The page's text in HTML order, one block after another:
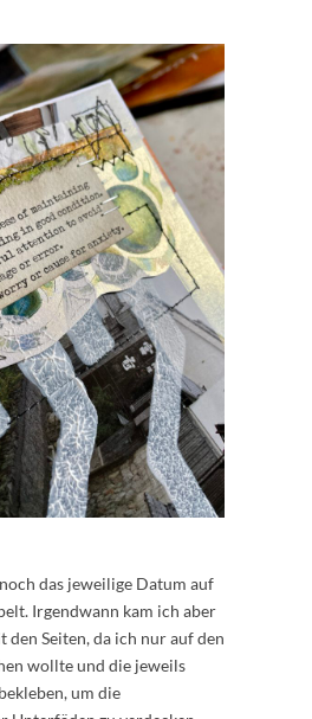
das jeweilige Datum auf
Irgendwann kam ich aber
Seiten, da ich nur auf den
wollte und die jeweils
um die